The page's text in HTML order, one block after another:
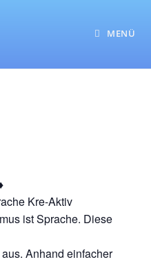
MENÜ
Kre-Aktiv
ist Sprache. Diese
Anhand einfacher